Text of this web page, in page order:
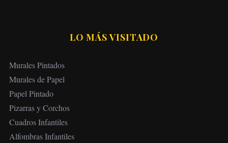
LO MÁS VISITADO
Murales Pintados
Murales de Papel
Papel Pintado
Pizarras y Corchos
Cuadros Infantiles
Alfombras Infantiles